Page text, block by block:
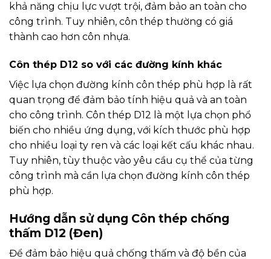
khả năng chịu lực vượt trội, đảm bảo an toàn cho
công trình. Tuy nhiên, côn thép thường có giá
thành cao hơn côn nhựa.
Côn thép D12 so với các đường kính khác
Việc lựa chọn đường kính côn thép phù hợp là rất
quan trọng để đảm bảo tính hiệu quả và an toàn
cho công trình. Côn thép D12 là một lựa chọn phổ
biến cho nhiều ứng dụng, với kích thước phù hợp
cho nhiều loại ty ren và các loại kết cấu khác nhau.
Tuy nhiên, tùy thuộc vào yêu cầu cụ thể của từng
công trình mà cần lựa chọn đường kính côn thép
phù hợp.
Hướng dẫn sử dụng Côn thép chống
thấm D12 (Đen)
Để đảm bảo hiệu quả chống thấm và độ bền của